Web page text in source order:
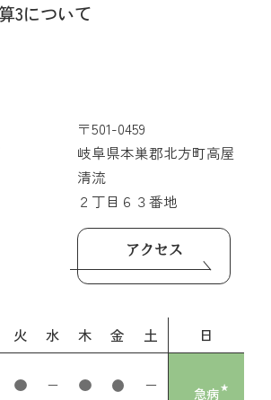
3について
〒501-0459
岐阜県本巣郡北方町高屋
清流
２丁目６３番地
アクセス
火 水 木 金 土 日
急病